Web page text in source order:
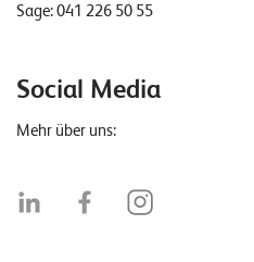
Sage:041 226 50 55
Social Media
Mehr über uns: